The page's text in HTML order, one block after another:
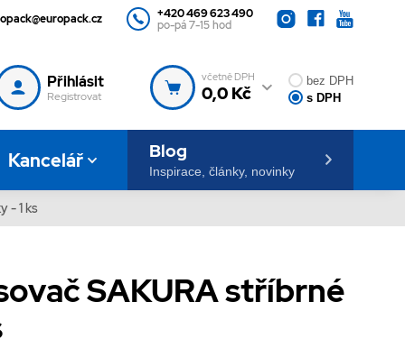
+420 469 623 490
po-pá 7-15 hod
Přihlásit
Registrovat
včetně DPH
0,0 Kč
bez DPH
s DPH
Kancelář Blog
Inspirace, články, novinky
- 1 ks
SAKURA stříbrné